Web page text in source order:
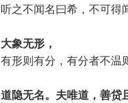
听之不闻名曰希，不可得
大象无形，
有形则有分，有分者不温
道隐无名。夫唯道，善贷